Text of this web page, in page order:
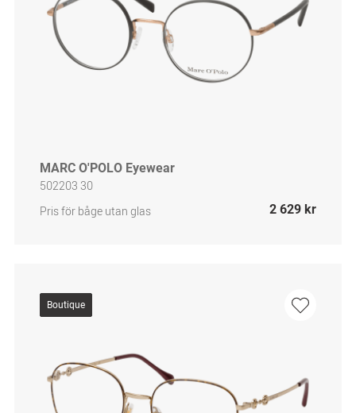
MARC O'POLO Eyewear
502203 30
Pris för båge utan glas
2 629 kr
Boutique